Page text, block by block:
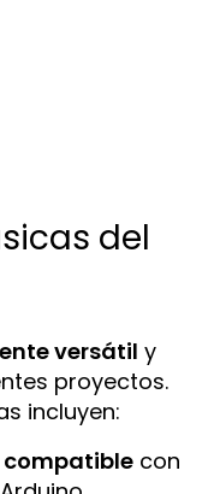
del
versátil y
proyectos.
incluyen:
compatible con